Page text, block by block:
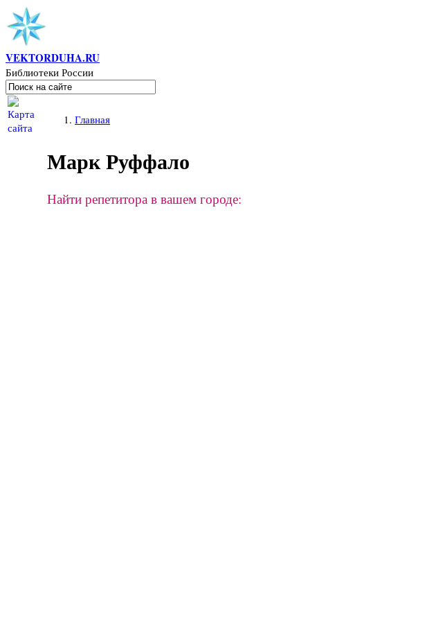
Перейти к основному содержанию
VEKTORDUHA.RU
Библиотеки России
Форма поиска
Поиск
Вы здесьГлавная
Марк Руффало
Найти репетитора в вашем городе: